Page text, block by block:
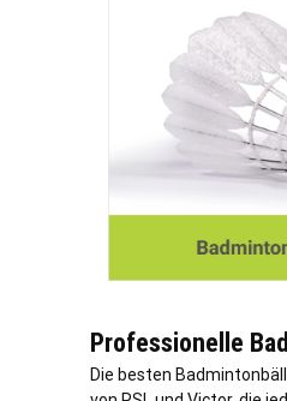
Professionelle
Die besten